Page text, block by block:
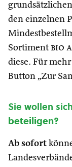
den einzelnen
Sortiment bio
diese. Für
Button „Zur
Sie wollen
beteiligen?
Ab sofort